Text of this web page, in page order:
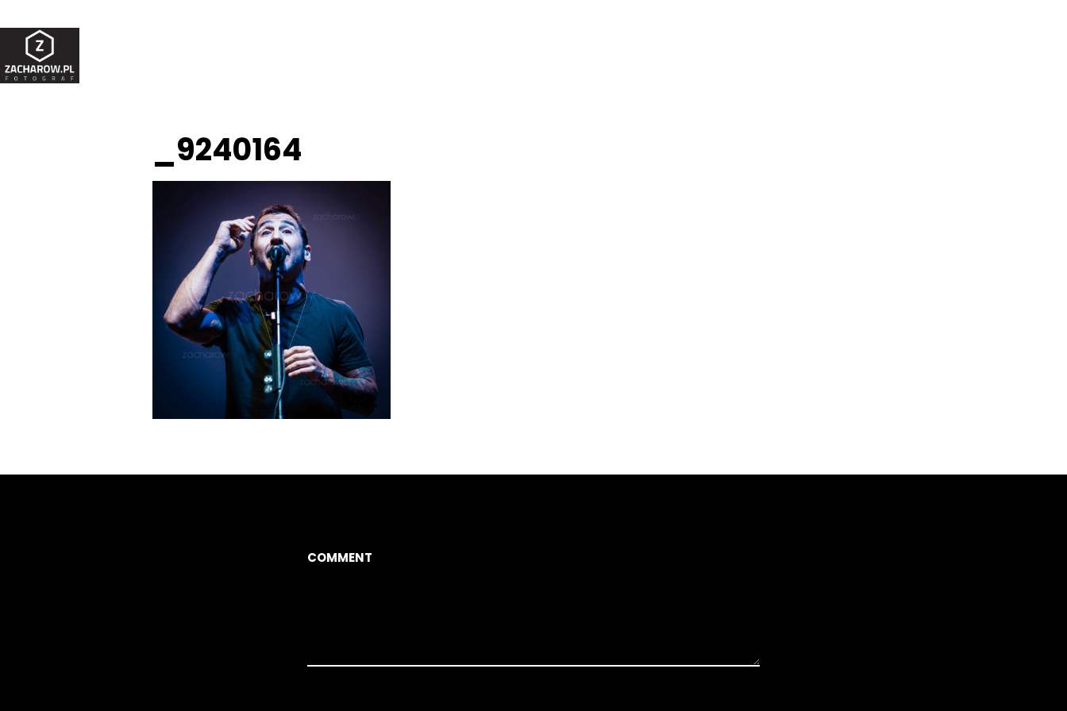
_9240164